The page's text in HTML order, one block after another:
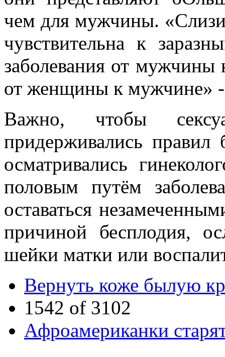
чем для мужчины.
чувствительна к
заболевания от
от женщины к мужчине» -
Важно, чтобы
придерживались правил
осматривались
половым путём
оставаться
причиной бесплодия,
шейки матки или
Вернуть коже былую
1542 of 3102
Афроамериканки